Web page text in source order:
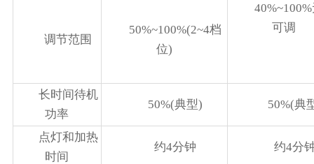
调节范围
50%~100%(2~4档
位)
可调
长时间待机
功率
50%(典型) 50%(典
点灯和加热
时间
约4分钟 约4分